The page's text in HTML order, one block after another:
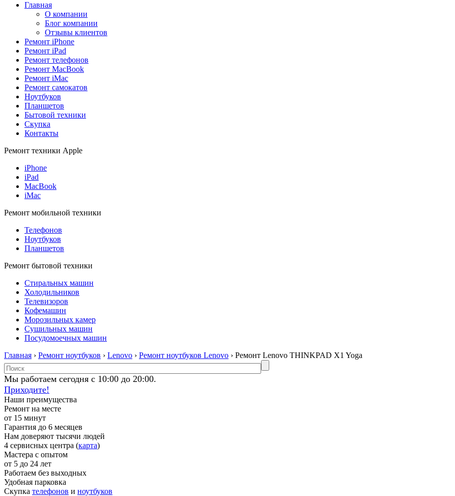
Главная
О компании
Блог компании
Отзывы клиентов
Ремонт iPhone
Ремонт iPad
Ремонт телефонов
Ремонт MacBook
Ремонт iMac
Ремонт самокатов
Ноутбуков
Планшетов
Бытовой техники
Скупка
Контакты
Ремонт техники Apple
iPhone
iPad
MacBook
iMac
Ремонт мобильной техники
Телефонов
Ноутбуков
Планшетов
Ремонт бытовой техники
Стиральных машин
Холодильников
Телевизоров
Кофемашин
Морозильных камер
Сушильных машин
Посудомоечных машин
Главная › Ремонт ноутбуков › Lenovo › Ремонт ноутбуков Lenovo › Ремонт Lenovo THINKPAD X1 Yoga
Мы работаем сегодня с 10:00 до 20:00.
Приходите!
Наши преимущества
Ремонт на месте
от 15 минут
Гарантия до 6 месяцев
Нам доверяют тысячи людей
4 сервисных центра (карта)
Мастера с опытом
от 5 до 24 лет
Работаем без выходных
Удобная парковка
Скупка телефонов и ноутбуков